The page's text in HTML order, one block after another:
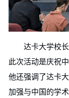
达卡大学校
此次活动是庆祝
他还强调了达卡
加强与中国的学